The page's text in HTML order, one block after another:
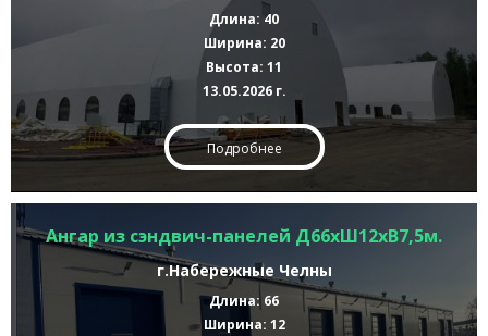
Длина: 40
Ширина: 20
Высота: 11
13.05.2026 г.
Подробнее
Ангар из сэндвич-панелей Д66хШ12хВ7,5м.
г.Набережные Челны
Длина: 66
Ширина: 12